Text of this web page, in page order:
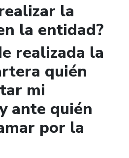
la
la entidad?
realizada la
quién
mi
ante quién
por la